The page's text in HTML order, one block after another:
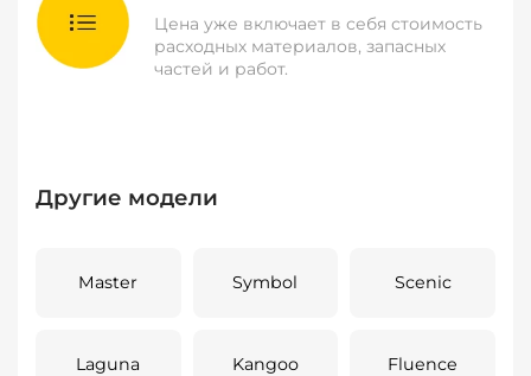
Цена уже включает в себя стоимость
расходных материалов, запасных
частей и работ.
Другие модели
Master Symbol Scenic
Laguna Kangoo Fluence